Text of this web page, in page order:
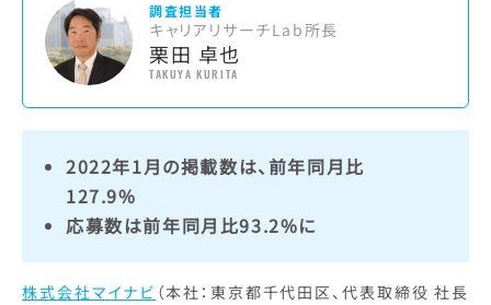
調査担当者
キャリアリサーチLab所長
栗田 卓也
TAKUYA KURITA
2022年1月の掲載数は、前年同月比
127.9%
応募数は前年同月比93.2%に
株式会社マイナビ （本社：東京都千代田区、代表取締役 社長